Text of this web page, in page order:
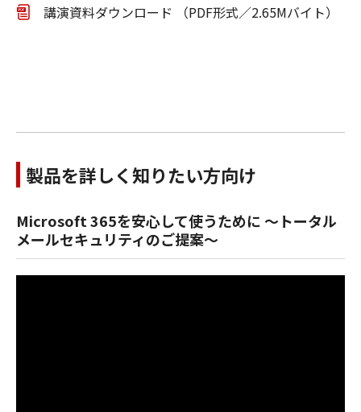
講演資料ダウンロード （PDF形式／2.65Mバイト）
製品を詳しく知りたい方向け
Microsoft 365を安心して使うために ～トータル
メールセキュリティのご提案～